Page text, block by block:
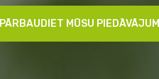
PĀRBAUDIET MŪSU